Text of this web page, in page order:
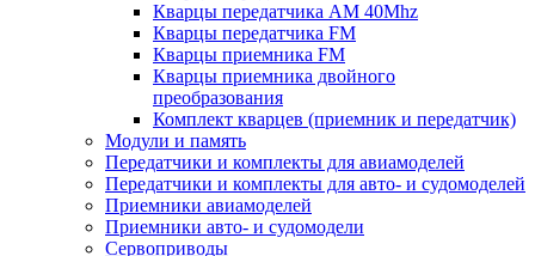
Кварцы передатчика AM 40Mhz
Кварцы передатчика FM
Кварцы приемника FM
Кварцы приемника двойного
преобразования
Комплект кварцев (приемник и передатчик)
Модули и память
Передатчики и комплекты для авиамоделей
Передатчики и комплекты для авто- и судомоделей
Приемники авиамоделей
Приемники авто- и судомодели
Сервоприводы